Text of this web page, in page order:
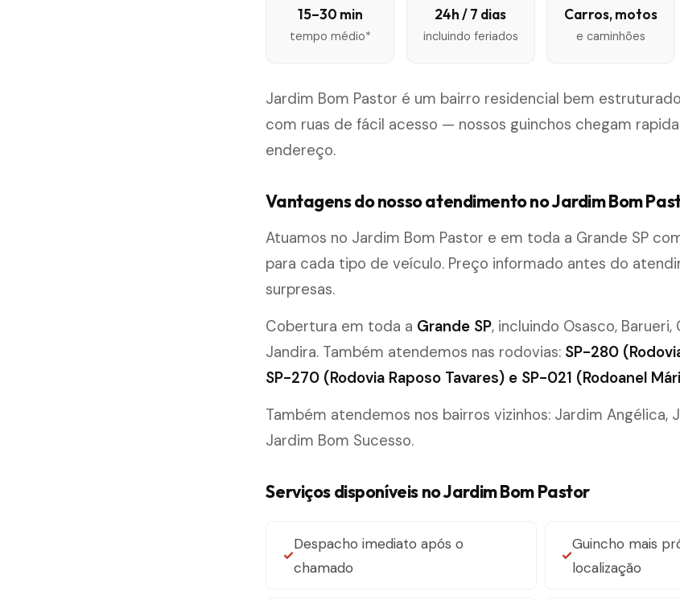
15–30 min
tempo médio*
24h / 7 dias
incluindo feriados
Carros, motos
e caminhões
Jardim Bom Pastor é um bairro residencial bem
com ruas de fácil acesso — nossos guinchos chegam
endereço.
Vantagens do nosso atendimento no Jardim Bom
Atuamos no Jardim Bom Pastor e em toda a Grande SP
para cada tipo de veículo. Preço informado antes do
surpresas.
Cobertura em toda a Grande SP, incluindo Osasco,
Jandira. Também atendemos nas rodovias: SP-280
SP-270 (Rodovia Raposo Tavares) e SP-021 (Rodoanel
Também atendemos nos bairros vizinhos: Jardim Angélica,
Jardim Bom Sucesso.
Serviços disponíveis no Jardim Bom Pastor
Despacho imediato após o
chamado
Guincho mais
localização